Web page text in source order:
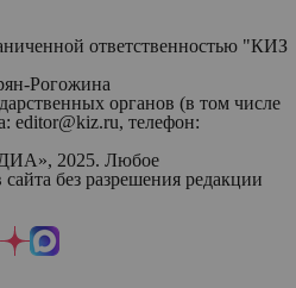
ответственностью "КИЗ
Рогожина
органов (в том числе
editor@kiz.ru, телефон:
2025. Любое
без разрешения редакции